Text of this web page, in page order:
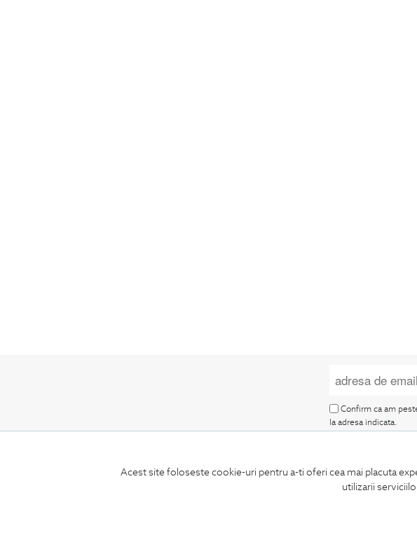
Acest site foloseste cookie-uri pentru a-ti oferi cea mai placuta
utilizarii
ABONEAZA-TE
LA NEWSLETTER
Confirm ca am
la adresa indicata.